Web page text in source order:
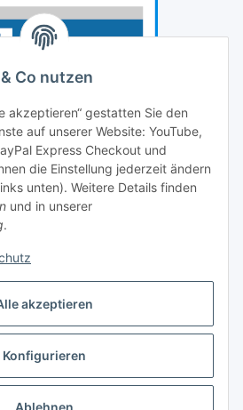
akzeptieren
Konfigurieren
Co nutzen
akzeptieren“ gestatten Sie den
auf unserer Website: YouTube,
Express Checkout und
die Einstellung jederzeit ändern
unten). Weitere Details finden
und in unserer
.
widerrufen
USt., zzgl.Versand